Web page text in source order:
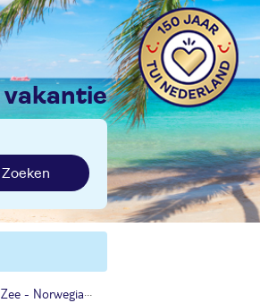
vakantie
Zoeken
Norwegian Jewel